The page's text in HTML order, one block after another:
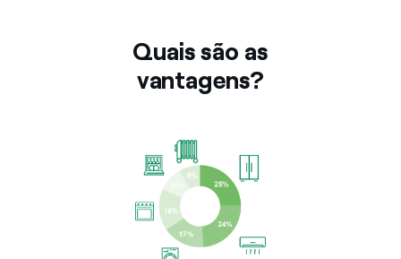
Quais são as
vantagens?